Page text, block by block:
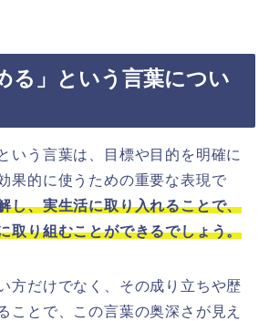
る」という言葉につい
いう言葉は、目標や目的を明確に
果的に使うための重要な表現で
し、実生活に取り入れることで、
取り組むことができるでしょう。
方だけでなく、その成り立ちや歴
ことで、この言葉の奥深さが見え